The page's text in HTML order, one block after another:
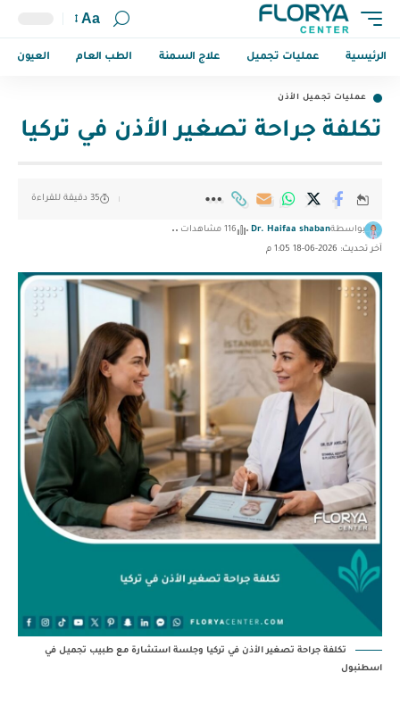
Aa
الرئيسية عمليات تجميل علاج السمنة الطب العام العيون
عمليات تجميل الأذن
تكلفة جراحة تصغير الأذن في تركيا
آخر تحديث: 2026-06-18 1:05 م
بواسطةDr. Haifaa shaban 116 مشاهدات
35 دقيقة للقراءة
تكلفة جراحة تصغير الأذن في تركيا وجلسة استشارة مع طبيب تجميل في
اسطنبول